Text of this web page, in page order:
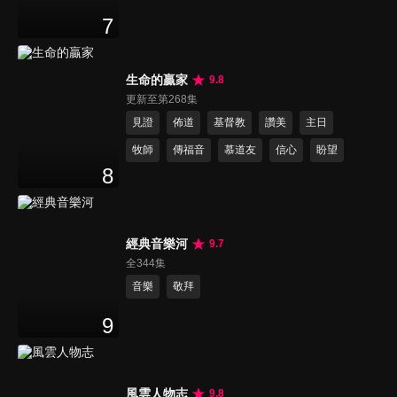
7
8
生命的贏家
9.8
更新至第268集
見證
佈道 基督教 讚美 主日
牧師 傳福音 慕道友 信心 盼望
9
經典音樂河
9.7
全344集
音樂
敬拜
風雲人物志 9.8